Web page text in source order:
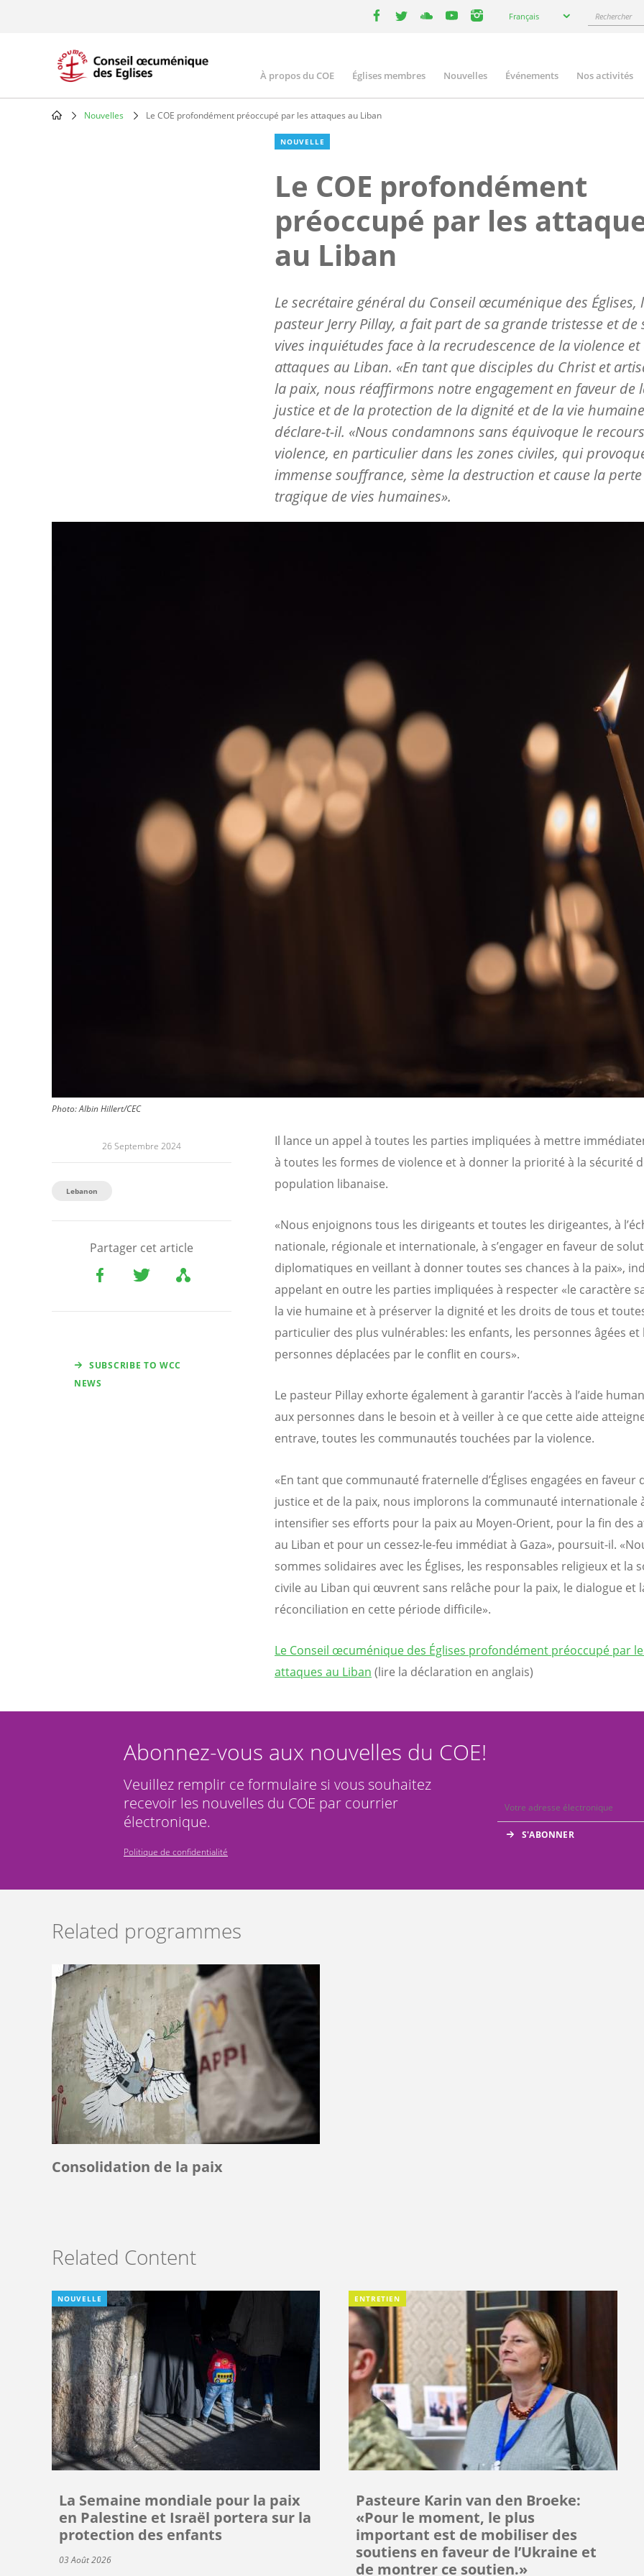
your
Français Rechercher
Main
navigation
À propos du COE Églises membres Nouvelles Événements Nos activités
Nouvelles Le COE profondément préoccupé par les attaques au Liban
NOUVELLE
Le COE profondément
préoccupé par les
au Liban
Le secrétaire général du Conseil œcuménique des Églises,
pasteur Jerry Pillay, a fait part de sa grande tristesse et de
vives inquiétudes face à la recrudescence de la violence et
attaques au Liban. «En tant que disciples du Christ et
la paix, nous réaffirmons notre engagement en faveur de
justice et de la protection de la dignité et de la vie
déclare-t-il. «Nous condamnons sans équivoque le
violence, en particulier dans les zones civiles, qui
immense souffrance, sème la destruction et cause la perte
tragique de vies humaines».
Photo:Albin Hillert/CEC
26 Septembre 2024
Lebanon
Partager cet article
SUBSCRIBE TO WCC
NEWS
Il lance un appel à toutes les parties impliquées à mettre
à toutes les formes de violence et à donner la priorité à la sécurité
population libanaise.
«Nous enjoignons tous les dirigeants et toutes les dirigeantes, à
nationale, régionale et internationale, à s’engager en faveur de
diplomatiques en veillant à donner toutes ses chances à la paix»,
appelant en outre les parties impliquées à respecter «le caractère
la vie humaine et à préserver la dignité et les droits de tous et
particulier des plus vulnérables: les enfants, les personnes âgées et
personnes déplacées par le conflit en cours».
Le pasteur Pillay exhorte également à garantir l’accès à l’aide
aux personnes dans le besoin et à veiller à ce que cette aide
entrave, toutes les communautés touchées par la violence.
«En tant que communauté fraternelle d’Églises engagées en faveur
justice et de la paix, nous implorons la communauté internationale
intensifier ses efforts pour la paix au Moyen-Orient, pour la fin des
au Liban et pour un cessez-le-feu immédiat à Gaza», poursuit-il.
sommes solidaires avec les Églises, les responsables religieux et la
civile au Liban qui œuvrent sans relâche pour la paix, le dialogue et
réconciliation en cette période difficile».
Le Conseil œcuménique des Églises profondément préoccupé par
attaques au Liban (lire la déclaration en anglais)
Abonnez-vous aux nouvelles du COE!
Veuillez remplir ce formulaire si vous souhaitez
recevoir les nouvelles du COE par courrier
électronique.
Politique de confidentialité
Related programmes
Consolidation de la paix
Related Content
NOUVELLE
La Semaine mondiale pour la paix
en Palestine et Israël portera sur la
protection des enfants
03 Août 2026
ENTRETIEN
Pasteure Karin van den Broeke:
«Pour le moment, le plus
important est de mobiliser des
soutiens en faveur de l’Ukraine et
de montrer ce soutien.»